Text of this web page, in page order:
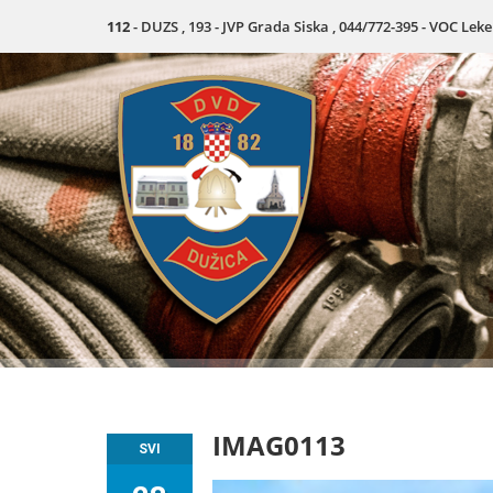
112- DUZS , 193 - JVP Grada Siska , 044/772-395 - VOC
SVI IMAG0113